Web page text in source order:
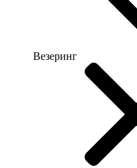
Везеринг